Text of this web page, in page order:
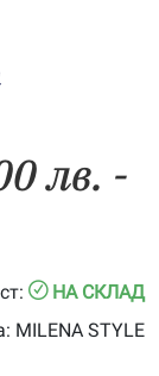
лв. -
НА СКЛАД
MILENA STYLE